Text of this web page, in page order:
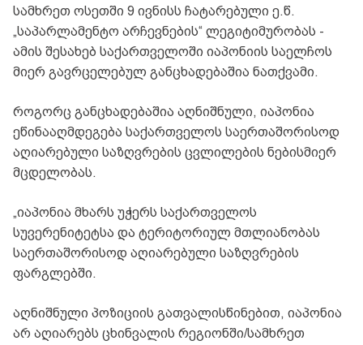
სამხრეთ ოსეთში 9 ივნისს ჩატარებული ე.წ.
„საპარლამენტო არჩევნების“ ლეგიტიმურობას -
ამის შესახებ საქართველოში იაპონიის საელჩოს
მიერ გავრცელებულ განცხადებაშია ნათქვამი.
როგორც განცხადებაშია აღნიშნული, იაპონია
ეწინააღმდეგება საქართველოს საერთაშორისოდ
აღიარებული საზღვრების ცვლილების ნებისმიერ
მცდელობას.
„იაპონია მხარს უჭერს საქართველოს
სუვერენიტეტსა და ტერიტორიულ მთლიანობას
საერთაშორისოდ აღიარებული საზღვრების
ფარგლებში.
აღნიშნული პოზიციის გათვალისწინებით, იაპონია
არ აღიარებს ცხინვალის რეგიონში/სამხრეთ